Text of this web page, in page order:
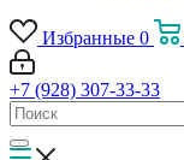
Избранные 0
+7 (928) 307-33-33